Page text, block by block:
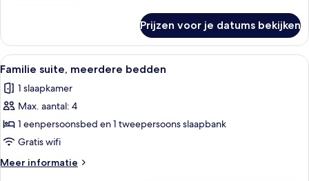
mindervaliden
laden
kamer,
kingsize
toegankelijk
voor
Prijzen voor je datums bekijken
Alle
foto's
voor
Familie
suite,
meerdere
bedden
laden
Een hotelkamer met een groot bed,
15
Familie suite, meerdere bedden
1 slaapkamer
Max. aantal: 4
1 eenpersoonsbed en 1 tweepersoons slaapbank
Gratis wifi
Meer informatie
Meer